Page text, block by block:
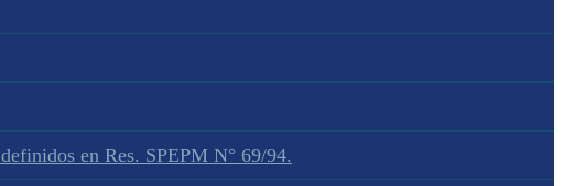
en Res. SPEPM N° 69/94.